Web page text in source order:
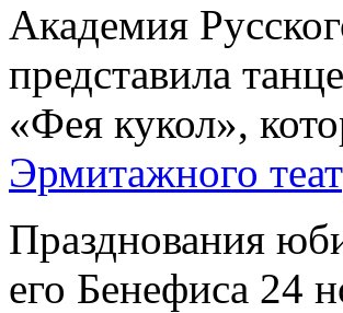
Академия
представила
«Фея кукол»,
Эрмитажного
Празднования
его Бенефиса 24